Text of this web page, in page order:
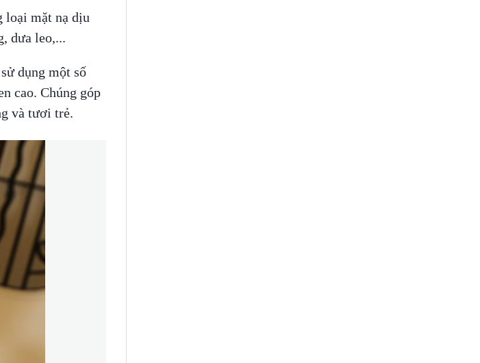
loại mặt nạ dịu
dưa leo,...
sử dụng một số
cao. Chúng góp
và tươi trẻ.